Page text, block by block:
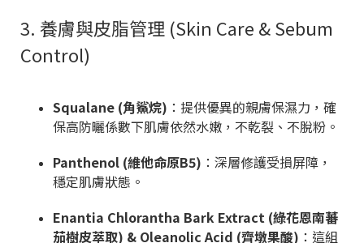
3. 養膚與皮脂管理 (Skin Care & Sebum
Control)
Squalane (角鯊烷) ：提供優異的親膚保濕力，確
保高防曬係數下肌膚依然水嫩，不乾裂、不脫粉。
Panthenol (維他命原B5) ：深層修護受損屏障，
穩定肌膚狀態。
Enantia Chlorantha Bark Extract (綠花恩南蕃
茄樹皮萃取) & Oleanolic Acid (齊墩果酸) ：這組